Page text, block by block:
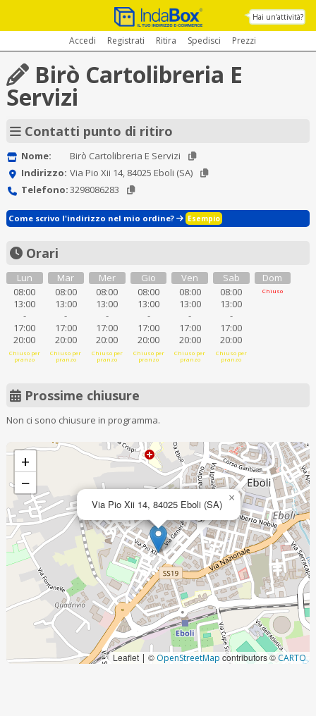
Hai un'attività?
Accedi Registrati Ritira Spedisci Prezzi
Birò Cartolibreria E
Servizi
Contatti punto di ritiro
Nome:
Birò Cartolibreria E Servizi
Indirizzo: Via Pio Xii 14, 84025 Eboli (SA)
Telefono:3298086283
Come scrivo l'indirizzo nel mio ordine? Esempio
Orari
Lun
08:00
13:00
-
17:00
20:00
Chiuso per
pranzo
Mar
08:00
13:00
-
17:00
20:00
Chiuso per
pranzo
Mer
08:00
13:00
-
17:00
20:00
Chiuso per
pranzo
Gio
08:00
13:00
-
17:00
20:00
Chiuso per
pranzo
Ven
08:00
13:00
-
17:00
20:00
Chiuso per
pranzo
Sab
08:00
13:00
-
17:00
20:00
Chiuso per
pranzo
Dom
Chiuso
Prossime chiusure
Non ci sono chiusure in programma.
Via Pio Xii 14, 84025 Eboli (SA) ×
+
−
Leaflet | © OpenStreetMap contributors © CARTO